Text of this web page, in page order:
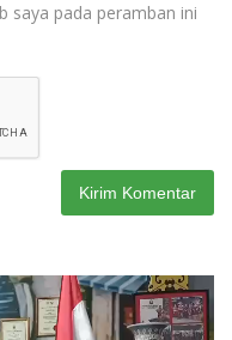
saya pada peramban ini